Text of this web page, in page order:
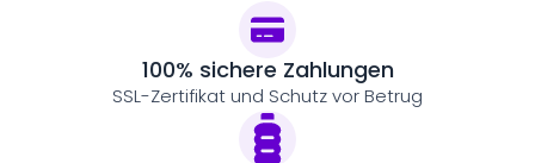
100% sichere Zahlungen
SSL-Zertifikat und Schutz vor Betrug